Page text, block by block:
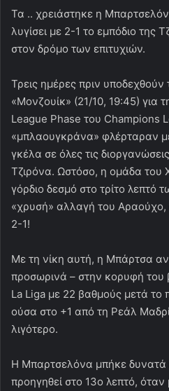
Τα .. χρειάστηκε η
λυγίσει με 2-1 το εμπόδιο της
στον δρόμο των επιτυχιών.
Τρεις ημέρες πριν
«Μονζουίκ» (21/10, 19:45) για
League Phase του Champions
«μπλαουγκράνα» φλέρταραν
γκέλα σε όλες τις
Τζιρόνα. Ωστόσο, η ομάδα του
γόρδιο δεσμό στο τρίτο λεπτό
«χρυσή» αλλαγή του Αραούχο,
2-1!
Με τη νίκη αυτή, η Μπάρτσα
προσωρινά – στην κορυφή του
La Liga με 22 βαθμούς μετά το
ούσα στο +1 από τη Ρεάλ
λιγότερο.
Η Μπαρτσελόνα μπήκε δυνατά
προηγηθεί στο 13ο λεπτό, όταν